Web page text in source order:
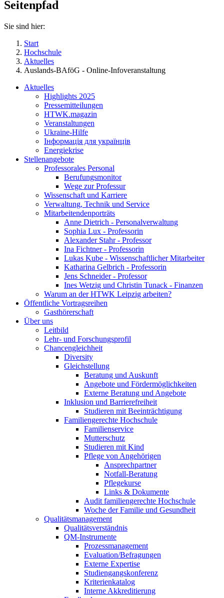
Seitenpfad
Sie sind hier:
Start
Hochschule
Aktuelles
Auslands-BAföG - Online-Infoveranstaltung
Aktuelles
Highlights 2025
Pressemitteilungen
HTWK.magazin
Veranstaltungen
Ukraine-Hilfe
Інформація для українців
Energiekrise
Stellenangebote
Professorales Personal
Berufungsmonitor
Wege zur Professur
Wissenschaft und Karriere
Verwaltung, Technik und Service
Mitarbeitendenporträts
Anne Dietrich - Personalverwaltung
Sophia Lux - Professorin
Alexander Stahr - Professor
Ina Fichtner - Professorin
Lukas Kube - Wissenschaftlicher Mitarbeiter
Katharina Gelbrich - Professorin
Jens Schneider - Professor
Ines Wetzig und Christin Tunack - Finanzen
Warum an der HTWK Leipzig arbeiten?
Öffentliche Vortragsreihen
Gasthörerschaft
Über uns
Leitbild
Lehr- und Forschungsprofil
Chancengleichheit
Diversity
Gleichstellung
Beratung und Auskunft
Angebote und Fördermöglichkeiten
Externe Beratung und Angebote
Inklusion und Barrierefreiheit
Studieren mit Beeinträchtigung
Familiengerechte Hochschule
Familienservice
Mutterschutz
Studieren mit Kind
Pflege von Angehörigen
Ansprechpartner
Notfall-Beratung
Pflegekurse
Links & Dokumente
Audit familiengerechte Hochschule
Woche der Familie und Gesundheit
Qualitätsmanagement
Qualitätsverständnis
QM-Instrumente
Prozessmanagement
Evaluation/Befragungen
Externe Expertise
Studiengangskonferenz
Kriterienkatalog
Interne Akkreditierung